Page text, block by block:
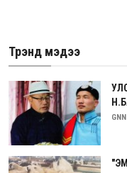
Трэнд мэдээ
GNN